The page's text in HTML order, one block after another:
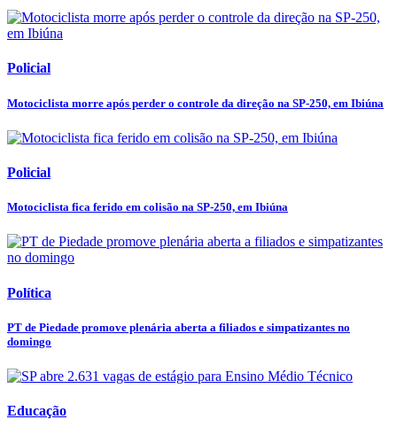
Policial
Motociclista morre após perder o controle da direção na SP-250, em Ibiúna
Policial
Motociclista fica ferido em colisão na SP-250, em Ibiúna
Política
PT de Piedade promove plenária aberta a filiados e simpatizantes no
domingo
Educação